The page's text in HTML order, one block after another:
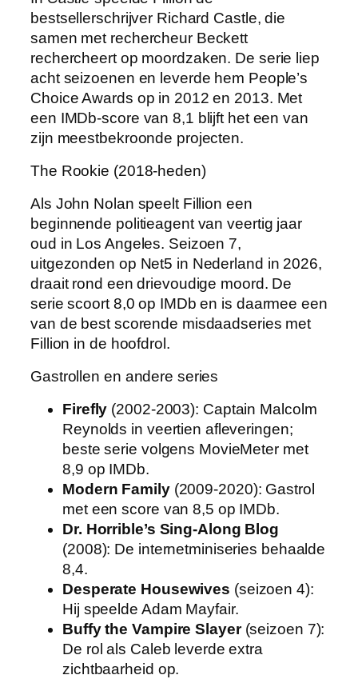
bestsellerschrijver Richard Castle, die
samen met rechercheur Beckett
rechercheert op moordzaken. De serie liep
acht seizoenen en leverde hem People’s
Choice Awards op in 2012 en 2013. Met
een IMDb-score van 8,1 blijft het een van
zijn meestbekroonde projecten.
The Rookie (2018-heden)
Als John Nolan speelt Fillion een
beginnende politieagent van veertig jaar
oud in Los Angeles. Seizoen 7,
uitgezonden op Net5 in Nederland in 2026,
draait rond een drievoudige moord. De
serie scoort 8,0 op IMDb en is daarmee een
van de best scorende misdaadseries met
Fillion in de hoofdrol.
Gastrollen en andere series
Firefly (2002-2003): Captain Malcolm
Reynolds in veertien afleveringen;
beste serie volgens MovieMeter met
8,9 op IMDb.
Modern Family(2009-2020): Gastrol
met een score van 8,5 op IMDb.
Dr. Horrible’s Sing-Along Blog
(2008): De internetminiseries behaalde
8,4.
Desperate Housewives (seizoen 4):
Hij speelde Adam Mayfair.
Buffy the Vampire Slayer(seizoen 7):
De rol als Caleb leverde extra
zichtbaarheid op.